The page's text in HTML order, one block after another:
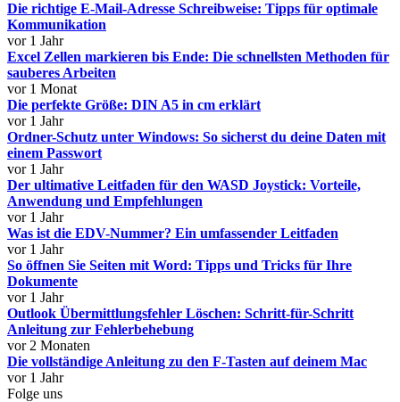
Die richtige E-Mail-Adresse Schreibweise: Tipps für optimale
Kommunikation
vor 1 Jahr
Excel Zellen markieren bis Ende: Die schnellsten Methoden für
sauberes Arbeiten
vor 1 Monat
Die perfekte Größe: DIN A5 in cm erklärt
vor 1 Jahr
Ordner-Schutz unter Windows: So sicherst du deine Daten mit
einem Passwort
vor 1 Jahr
Der ultimative Leitfaden für den WASD Joystick: Vorteile,
Anwendung und Empfehlungen
vor 1 Jahr
Was ist die EDV-Nummer? Ein umfassender Leitfaden
vor 1 Jahr
So öffnen Sie Seiten mit Word: Tipps und Tricks für Ihre
Dokumente
vor 1 Jahr
Outlook Übermittlungsfehler Löschen: Schritt-für-Schritt
Anleitung zur Fehlerbehebung
vor 2 Monaten
Die vollständige Anleitung zu den F-Tasten auf deinem Mac
vor 1 Jahr
Folge uns